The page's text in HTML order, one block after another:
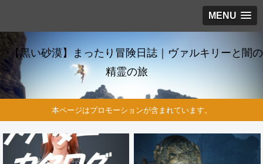
MENU
【黒い砂漠】まったり冒険日誌｜ヴァルキリーと闇の
精霊の旅
本ページはプロモーションが含まれています。